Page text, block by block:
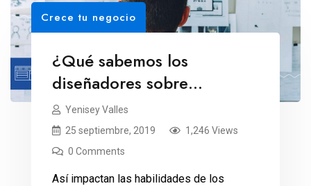
Crece tu negocio
¿Qué sabemos los
diseñadores sobre
negocios?
Yenisey Valles
25 septiembre, 2019
1,246 Views
0 Comments
Así impactan las habilidades de los